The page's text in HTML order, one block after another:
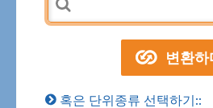
혹은 단위종류 선택하기::